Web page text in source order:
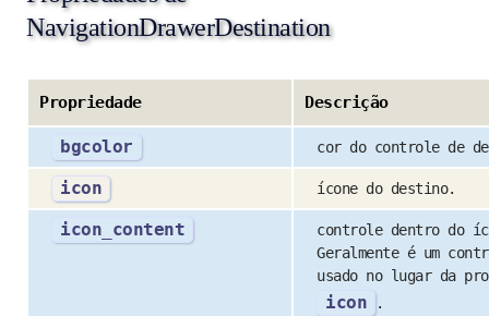
NavigationDrawerDestination
Propriedade Descrição
bgcolor cor do controle de
icon ícone do destino.
icon_content
controle dentro do
Geralmente é um
usado no lugar da
icon .